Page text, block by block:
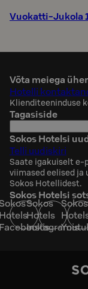
Vuokatti-Jukola
Võta meiega
Hotelli
Klienditeeninduse
Tagasiside
Sokos Hotelsi
Telli uudiskiri
Saate igakuiselt e-
viimased eelised ja
Sokos Hotellidest.
Sokos Hotelsi
Sokos
Hotels
Instagramis
Sokos